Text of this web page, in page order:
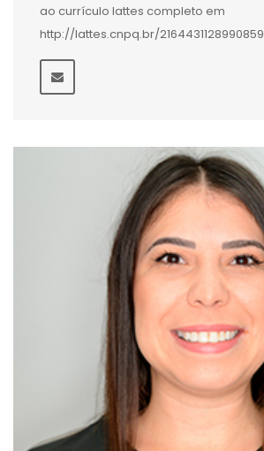
ao currículo lattes completo em
http://lattes.cnpq.br/2164431128990859